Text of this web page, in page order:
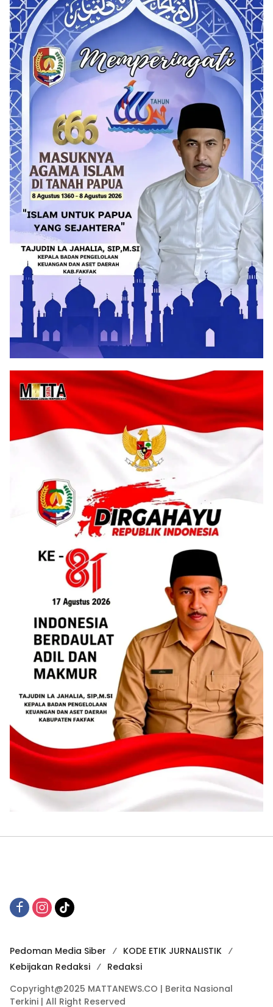
Pedoman Media Siber
KODE ETIK JURNALISTIK
Kebijakan Redaksi
Redaksi
Copyright@2025 MATTANEWS.CO | Berita Nasional
Terkini | All Right Reserved